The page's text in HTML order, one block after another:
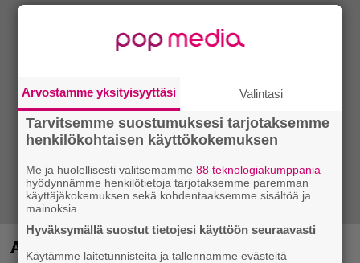
Anthrax vie katsojat keikkatunnelmiin
Arvostamme yksityisyyttäsi Valintasi
Tarvitsemme suostumuksesi tarjotaksemme
henkilökohtaisen käyttökokemuksen
Me ja huolellisesti valitsemamme88 teknologiakumppania
hyödynnämme henkilötietoja tarjotaksemme paremman
käyttäjäkokemuksen sekä kohdentaaksemme sisältöä ja
mainoksia.
Hyväksymällä suostut tietojesi käyttöön seuraavasti
Käytämme laitetunnisteita ja tallennamme evästeitä